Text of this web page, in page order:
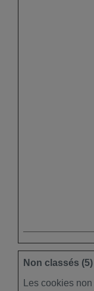
Non classés (5)
Les cookies